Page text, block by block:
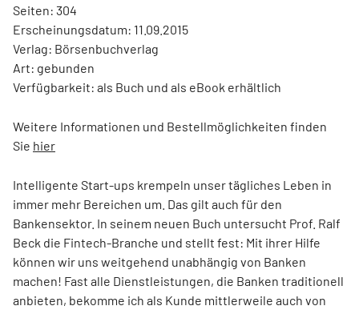
Seiten: 304
Erscheinungsdatum: 11.09.2015
Verlag: Börsenbuchverlag
Art: gebunden
Verfügbarkeit: als Buch und als eBook erhältlich
Weitere Informationen und Bestellmöglichkeiten finden
Sie hier
Intelligente Start-ups krempeln unser tägliches Leben in
immer mehr Bereichen um. Das gilt auch für den
Bankensektor. In seinem neuen Buch untersucht Prof. Ralf
Beck die Fintech-Branche und stellt fest: Mit ihrer Hilfe
können wir uns weitgehend unabhängig von Banken
machen! Fast alle Dienstleistungen, die Banken traditionell
anbieten, bekomme ich als Kunde mittlerweile auch von